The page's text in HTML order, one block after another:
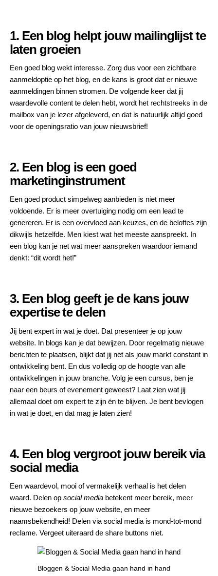
1. Een blog helpt jouw mailinglijst te
laten groeien
Een goed blog wekt interesse. Zorg dus voor een zichtbare
aanmeldoptie op het blog, en de kans is groot dat er nieuwe
aanmeldingen binnen stromen. De volgende keer dat jij
waardevolle content te delen hebt, wordt het rechtstreeks in de
mailbox van je lezer afgeleverd, en dat is natuurlijk altijd goed
voor de openingsratio van jouw nieuwsbrief!
2. Een blog is een goed
marketinginstrument
Een goed product simpelweg aanbieden is niet meer
voldoende. Er is meer overtuiging nodig om een lead te
genereren. Er is een overvloed aan keuzes, en de beloftes zijn
dikwijls hetzelfde. Men kiest wat het meeste aanspreekt. In
een blog kan je net wat meer aanspreken waardoor iemand
denkt: “dit wordt het!”
3. Een blog geeft je de kans jouw
expertise te delen
Jij bent expert in wat je doet. Dat presenteer je op jouw
website. In blogs kan je dat bewijzen. Door regelmatig nieuwe
berichten te plaatsen, blijkt dat jij net als jouw markt constant in
ontwikkeling bent. En dus volledig op de hoogte van alle
ontwikkelingen in jouw branche. Volg je een cursus, ben je
naar een beurs of evenement geweest? Laat zien wat jij
allemaal doet om expert te zijn én te blijven. Je bent bevlogen
in wat je doet, en dat mag je laten zien!
4. Een blog vergroot jouw bereik via
social media
Een waardevol, mooi of vermakelijk verhaal is het delen
waard. Delen op social media betekent meer bereik, meer
nieuwe bezoekers op jouw website, en meer
naamsbekendheid! Delen via social media is mond-tot-mond
reclame. Vergeet uiteraard de share buttons niet.
Bloggen & Social Media gaan hand in hand